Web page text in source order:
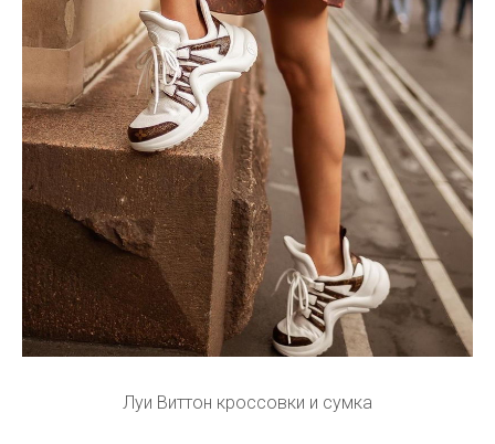
Луи Виттон кроссовки и сумка